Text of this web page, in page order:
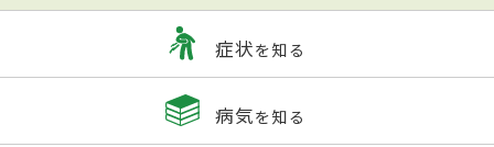
症状を知る
病気を知る